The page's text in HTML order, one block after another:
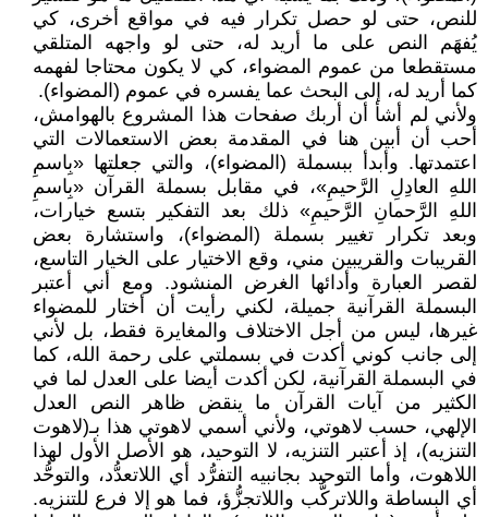
للنص، حتى لو حصل تكرار فيه في مواقع أخرى، كي
يُفهَم النص على ما أريد له، حتى لو واجهه المتلقي
مستقطعا من عموم المضواء، كي لا يكون محتاجا لفهمه
كما أريد له، إلى البحث عما يفسره في عموم (المضواء).
ولأني لم أشأ أن أربك صفحات هذا المشروع بالهوامش،
أحب أن أبين هنا في المقدمة بعض الاستعمالات التي
اعتمدتها. وأبدأ ببسملة (المضواء)، والتي جعلتها «بِاسمِ
اللهِ العادِلِ الرَّحيمِ»، في مقابل بسملة القرآن «بِاسمِ
اللهِ الرَّحمانِ الرَّحيمِ» ذلك بعد التفكير بتسع خيارات،
وبعد تكرار تغيير بسملة (المضواء)، واستشارة بعض
القريبات والقريبين مني، وقع الاختيار على الخيار التاسع،
لقصر العبارة وأدائها الغرض المنشود. ومع أني أعتبر
البسملة القرآنية جميلة، لكني رأيت أن أختار للمضواء
غيرها، ليس من أجل الاختلاف والمغايرة فقط، بل لأني
إلى جانب كوني أكدت في بسملتي على رحمة الله، كما
في البسملة القرآنية، لكن أكدت أيضا على العدل لما في
الكثير من آيات القرآن ما ينقض ظاهر النص العدل
الإلهي، حسب لاهوتي، ولأني أسمي لاهوتي هذا بـ(لاهوت
التنزيه)، إذ أعتبر التنزيه، لا التوحيد، هو الأصل الأول لهذا
اللاهوت، وأما التوحيد بجانبيه التفرُّد أي اللاتعدُّد، والتوحُّد
أي البساطة واللاتركُّب واللاتجزُّؤ، فما هو إلا فرع للتنزيه.